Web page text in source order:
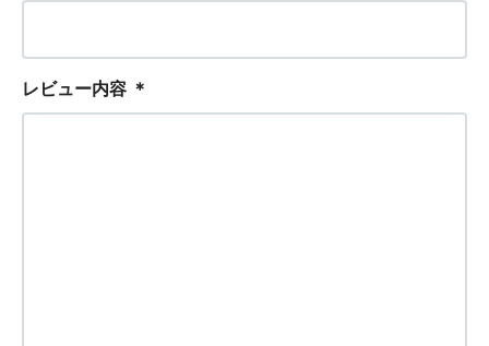
レビュー内容 ＊